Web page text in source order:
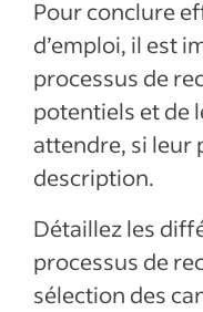
Pour conclure
d’emploi, il est
processus de
potentiels et de
attendre, si leur
description.
Détaillez les
processus de
sélection des